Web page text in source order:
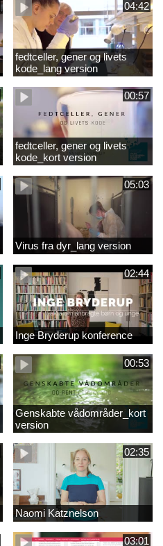
04:42
fedtceller, gener og livets
kode_lang version
00:57
fedtceller, gener og livets
kode_kort version
05:03
Virus fra dyr_lang version
02:44
Inge Bryderup konference
00:53
Genskabte vådområder_kort
version
02:35
Naomi Katznelson
03:01